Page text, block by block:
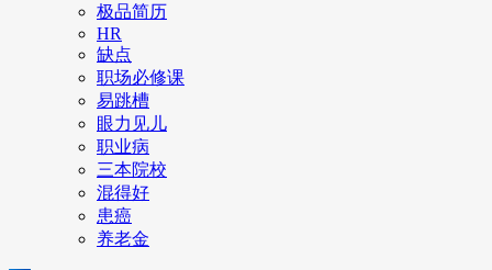
极品简历
HR
缺点
职场必修课
易跳槽
眼力见儿
职业病
三本院校
混得好
患癌
养老金